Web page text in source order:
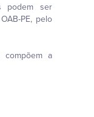
podem ser
PE, pelo
a